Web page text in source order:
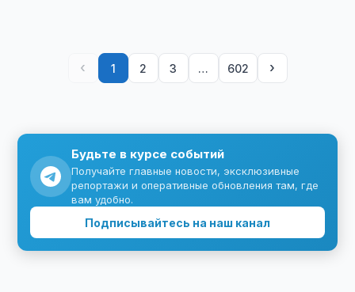
‹ 1 2 3 … 602 ›
Будьте в курсе событий
Получайте главные новости, эксклюзивные
репортажи и оперативные обновления там, где
вам удобно.
Подписывайтесь на наш канал